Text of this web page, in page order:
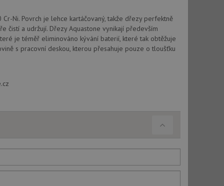
Ni. Povrch je lehce kartáčovaný, takže dřezy perfektně
čistí a udržují. Dřezy Aquastone vynikají především
je téměř eliminováno kývání baterií, které tak obtěžuje
s pracovní deskou, kterou přesahuje pouze o tloušťku
ale pokud je
DoubleClick
zda prohlížeč
sledování